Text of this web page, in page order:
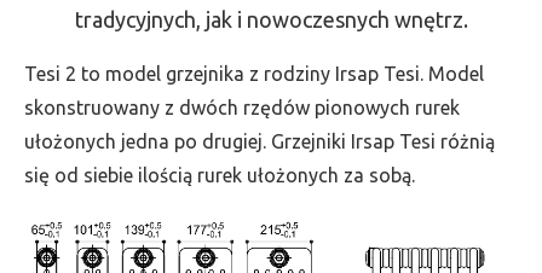
-
wys.
400,
szer.
855,
572
tradycyjnych, jak i nowoczesnych wnętrz.
Tesi 2 to model grzejnika z rodziny Irsap Tesi. Model
skonstruowany z dwóch rzędów pionowych rurek
ułożonych jedna po drugiej. Grzejniki Irsap Tesi różnią
się od siebie ilością rurek ułożonych za sobą.